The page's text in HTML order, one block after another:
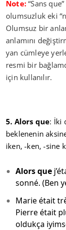
Note: “Sans
olumsuzluk eki
Olumsuz bir
anlamını
yan cümleye
resmi bir
için kullanılır.
5. Alors que: İki
beklenenin
iken, -ken, -sine
Alors que
sonné. (Ben
Marie était
Pierre était
oldukça